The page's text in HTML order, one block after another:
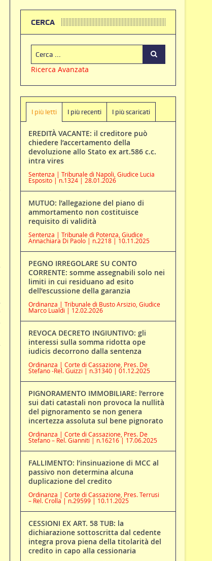
CERCA
Ricerca Avanzata
I più letti I più recenti I più scaricati
EREDITÀ VACANTE: il creditore può
chiedere l’accertamento della
devoluzione allo Stato ex art.586 c.c.
intra vires
Sentenza | Tribunale di Napoli, Giudice Lucia
Esposito | n.1324 | 28.01.2026
MUTUO: l’allegazione del piano di
ammortamento non costituisce
requisito di validità
Sentenza | Tribunale di Potenza, Giudice
Annachiara Di Paolo | n.2218 | 10.11.2025
PEGNO IRREGOLARE SU CONTO
CORRENTE: somme assegnabili solo nei
limiti in cui residuano ad esito
dell’escussione della garanzia
Ordinanza | Tribunale di Busto Arsizio, Giudice
Marco Lualdi | 12.02.2026
REVOCA DECRETO INGIUNTIVO: gli
interessi sulla somma ridotta ope
iudicis decorrono dalla sentenza
Ordinanza | Corte di Cassazione, Pres. De
Stefano -Rel. Guizzi | n.31340 | 01.12.2025
PIGNORAMENTO IMMOBILIARE: l’errore
sui dati catastali non provoca la nullità
del pignoramento se non genera
incertezza assoluta sul bene pignorato
Ordinanza | Corte di Cassazione, Pres. De
Stefano – Rel. Gianniti | n.16216 | 17.06.2025
FALLIMENTO: l’insinuazione di MCC al
passivo non determina alcuna
duplicazione del credito
Ordinanza | Corte di Cassazione, Pres. Terrusi
– Rel. Crolla | n.29599 | 10.11.2025
CESSIONI EX ART. 58 TUB: la
dichiarazione sottoscritta dal cedente
integra prova piena della titolarità del
credito in capo alla cessionaria